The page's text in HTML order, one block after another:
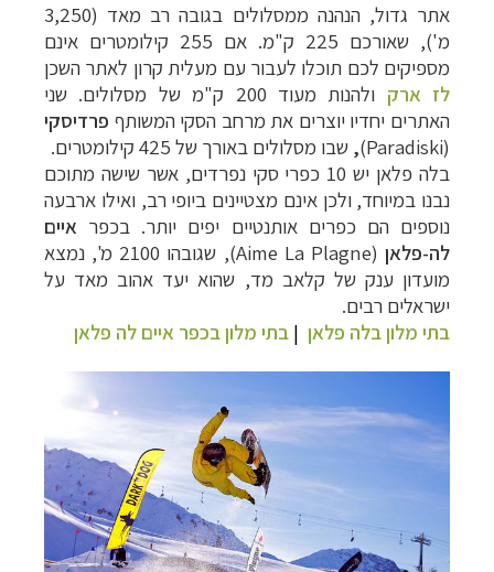
אתר גדול, הנהנה ממסלולים בגובה רב מאד (3,250
מ'), שאורכם 225 ק"מ. אם 255 קילומטרים אינם
מספיקים לכם תוכלו לעבור עם מעלית קרון לאתר השכן
לז ארק
ולהנות מעוד 200 ק"מ של מסלולים. שני
האתרים יחדיו יוצרים את מרחב הסקי המשותף פרדיסקי
(
Paradiski
)
, שבו מסלולים באורך של 425 קילומטרים.
בלה פלאן יש 10 כפרי סקי נפרדים, אשר שישה מתוכם
נבנו במיוחד, ולכן אינם מצטיינים ביופי רב, ואילו ארבעה
נוספים הם כפרים אותנטיים יפים יותר. בכפר איים
לה-פלאן (Aime La Plagne), ש
גובהו 2100 מ', נמצא
מועדון ענק של קלאב מד, שהוא יעד אהוב מאד על
ישראלים רבים.
בתי מלון בלה פלאן | בתי מלון בכפר איים לה פלאן